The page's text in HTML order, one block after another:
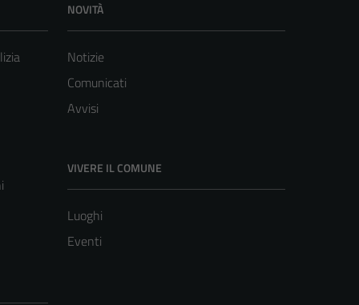
NOVITÀ
Notizie
Comunicati
Avvisi
VIVERE IL COMUNE
Luoghi
Eventi